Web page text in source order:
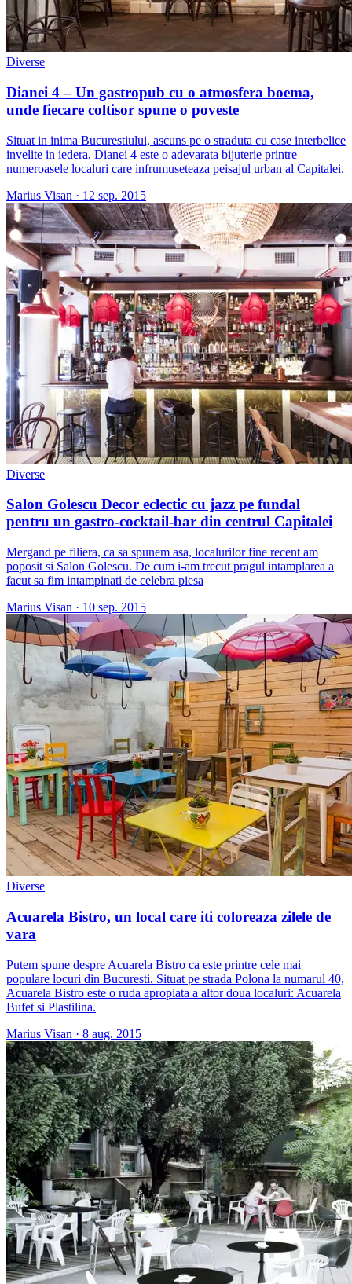
Diverse
Dianei 4 – Un gastropub cu o atmosfera boema,
unde fiecare coltisor spune o poveste
Situat in inima Bucurestiului, ascuns pe o straduta cu case interbelice
invelite in iedera, Dianei 4 este o adevarata bijuterie printre
numeroasele localuri care infrumuseteaza peisajul urban al Capitalei.
Marius Visan · 12 sep. 2015
Diverse
Salon Golescu Decor eclectic cu jazz pe fundal
pentru un gastro-cocktail-bar din centrul Capitalei
Mergand pe filiera, ca sa spunem asa, localurilor fine recent am
poposit si Salon Golescu. De cum i-am trecut pragul intamplarea a
facut sa fim intampinati de celebra piesa
Marius Visan · 10 sep. 2015
Diverse
Acuarela Bistro, un local care iti coloreaza zilele de
vara
Putem spune despre Acuarela Bistro ca este printre cele mai
populare locuri din Bucuresti. Situat pe strada Polona la numarul 40,
Acuarela Bistro este o ruda apropiata a altor doua localuri: Acuarela
Bufet si Plastilina.
Marius Visan · 8 aug. 2015